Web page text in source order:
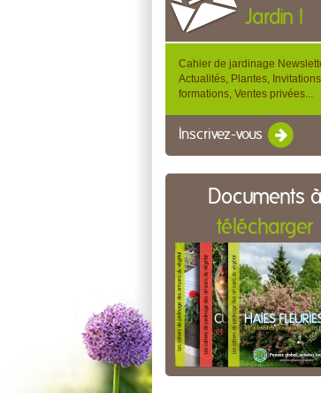
Jardin !
Cahier de jardinage
Actualités, Plantes,
formations, Ventes privées...
Inscrivez-vous
Documents à
télécharger